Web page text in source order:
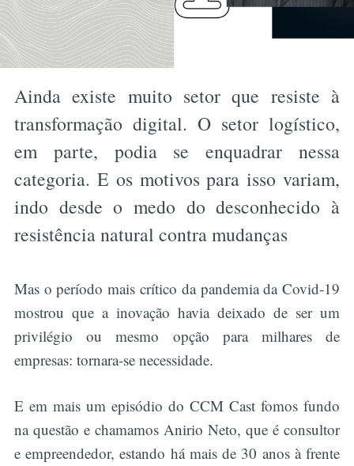
Ainda existe muito setor que resiste à
transformação digital. O setor logístico,
em parte, podia se enquadrar nessa
categoria. E os motivos para isso variam,
indo desde o medo do desconhecido à
resistência natural contra mudanças
Mas o período mais crítico da pandemia da Covid-19
mostrou que a inovação havia deixado de ser um
privilégio ou mesmo opção para milhares de
empresas: tornara-se necessidade.
E em mais um episódio do CCM Cast fomos fundo
na questão e chamamos Anirio Neto, que é consultor
e empreendedor, estando há mais de 30 anos à frente